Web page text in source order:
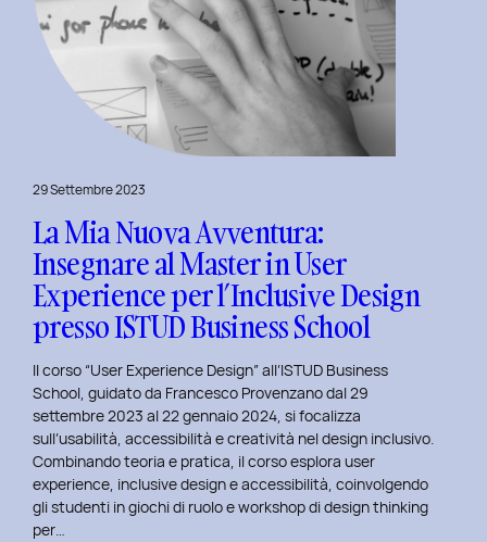
29 Settembre 2023
La Mia Nuova Avventura:
Insegnare al Master in User
Experience per l’Inclusive Design
presso ISTUD Business School
Il corso “User Experience Design” all’ISTUD Business
School, guidato da Francesco Provenzano dal 29
settembre 2023 al 22 gennaio 2024, si focalizza
sull’usabilità, accessibilità e creatività nel design inclusivo.
Combinando teoria e pratica, il corso esplora user
experience, inclusive design e accessibilità, coinvolgendo
gli studenti in giochi di ruolo e workshop di design thinking
per…